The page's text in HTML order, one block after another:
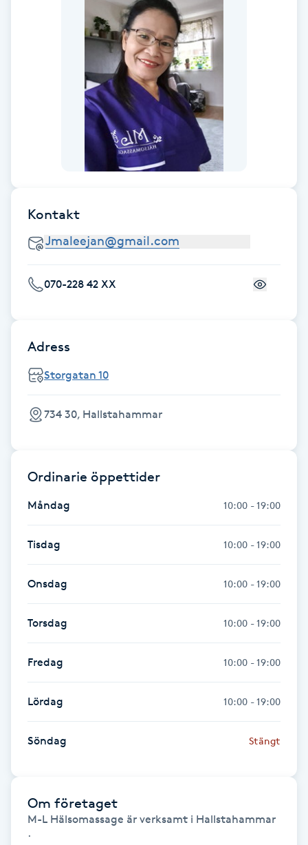
Nagelklippning
Naglar borttagning
Naprapati
NBE-massage
Ny frisyr
Olaplexbehandling
Ombre
Ombre brows
Ombre naglar
Optiker
Ortobionomi
Ortopedi
Osteopati
P
Paraffinbehandling
Pedikyr
Kontakt
070-228 42 XX
Adress
Storgatan 10
734 30, Hallstahammar
Ordinarie öppettider
Måndag 10:00 - 19:00
Tisdag 10:00 - 19:00
Onsdag 10:00 - 19:00
Torsdag 10:00 - 19:00
Fredag 10:00 - 19:00
Lördag 10:00 - 19:00
Söndag Stängt
Om företaget
M-L Hälsomassage är verksamt i Hallstahammar
.